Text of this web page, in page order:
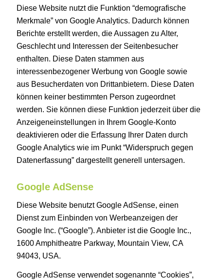
Diese Website nutzt die Funktion “demografische
Merkmale” von Google Analytics. Dadurch können
Berichte erstellt werden, die Aussagen zu Alter,
Geschlecht und Interessen der Seitenbesucher
enthalten. Diese Daten stammen aus
interessenbezogener Werbung von Google sowie
aus Besucherdaten von Drittanbietern. Diese Daten
können keiner bestimmten Person zugeordnet
werden. Sie können diese Funktion jederzeit über die
Anzeigeneinstellungen in Ihrem Google-Konto
deaktivieren oder die Erfassung Ihrer Daten durch
Google Analytics wie im Punkt “Widerspruch gegen
Datenerfassung” dargestellt generell untersagen.
Google AdSense
Diese Website benutzt Google AdSense, einen
Dienst zum Einbinden von Werbeanzeigen der
Google Inc. (“Google”). Anbieter ist die Google Inc.,
1600 Amphitheatre Parkway, Mountain View, CA
94043, USA.
Google AdSense verwendet sogenannte “Cookies”,